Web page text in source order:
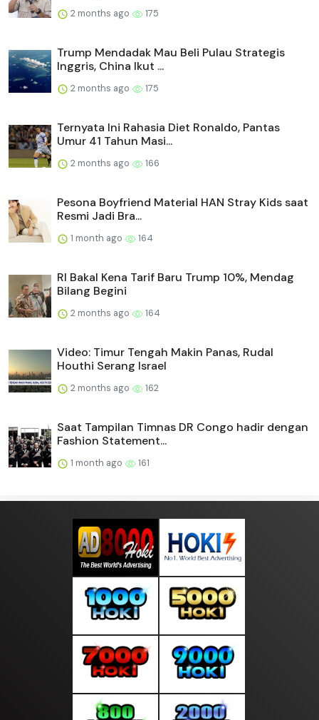
2 months ago 175
Trump Mendadak Mau Beli Pulau Strategis
Inggris, China Ikut ...
2 months ago 175
Ternyata Ini Rahasia Diet Ronaldo, Pantas
Umur 41 Tahun Masi...
2 months ago 166
Pesona Boyfriend Material HAN Stray Kids saat
Resmi Jadi Bra...
1 month ago 164
RI Bakal Kena Tarif Baru Trump 10%, Mendag
Bilang Begini
2 months ago 164
Video: Timur Tengah Makin Panas, Rudal
Houthi Serang Israel
2 months ago 162
Saat Tampilan Timnas DR Congo hadir dengan
Fashion Statement...
1 month ago 161